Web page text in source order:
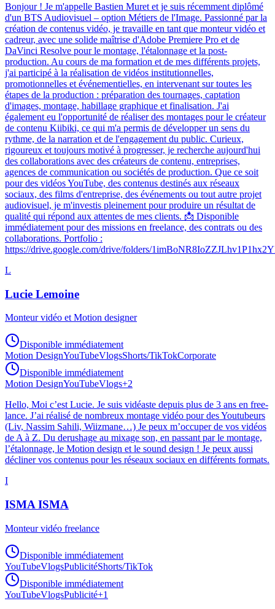
Bonjour ! Je m'appelle Bastien Muret et je suis récemment diplômé
d'un BTS Audiovisuel – option Métiers de l'Image. Passionné par la
création de contenus vidéo, je travaille en tant que monteur vidéo et
cadreur, avec une solide maîtrise d'Adobe Premiere Pro et de
DaVinci Resolve pour le montage, l'étalonnage et la post-
production. Au cours de ma formation et de mes différents projets,
j'ai participé à la réalisation de vidéos institutionnelles,
promotionnelles et événementielles, en intervenant sur toutes les
étapes de la production : préparation des tournages, captation
d'images, montage, habillage graphique et finalisation. J'ai
également eu l'opportunité de réaliser des montages pour le créateur
de contenu Kiibiki, ce qui m'a permis de développer un sens du
rythme, de la narration et de l'engagement du public. Curieux,
rigoureux et toujours motivé à progresser, je recherche aujourd'hui
des collaborations avec des créateurs de contenu, entreprises,
agences de communication ou sociétés de production. Que ce soit
pour des vidéos YouTube, des contenus destinés aux réseaux
sociaux, des films d'entreprise, des événements ou tout autre projet
audiovisuel, je m'investis pleinement pour produire un résultat de
qualité qui répond aux attentes de mes clients. 📩 Disponible
immédiatement pour des missions en freelance, des contrats ou des
collaborations. Portfolio :
https://drive.google.com/drive/folders/
L
Lucie Lemoine
Monteur vidéo et Motion designer
Disponible immédiatement
Motion DesignYouTubeVlogsShorts/TikTokCorporate
Disponible immédiatement
Motion DesignYouTubeVlogs+2
Hello, Moi c’est Lucie. Je suis vidéaste depuis plus de 3 ans en free-
lance. J’ai réalisé de nombreux montage vidéo pour des Youtubeurs
(Liv, Nassim Sahili, Wiizmane…) Je peux m’occuper de vos vidéos
de A à Z. Du derushage au mixage son, en passant par le montage,
l’étalonnage, le Motion design et le sound design ! Je peux aussi
décliner vos contenus pour les réseaux sociaux en différents formats.
I
ISMA ISMA
Monteur vidéo freelance
Disponible immédiatement
YouTubeVlogsPublicitéShorts/TikTok
Disponible immédiatement
YouTubeVlogsPublicité+1